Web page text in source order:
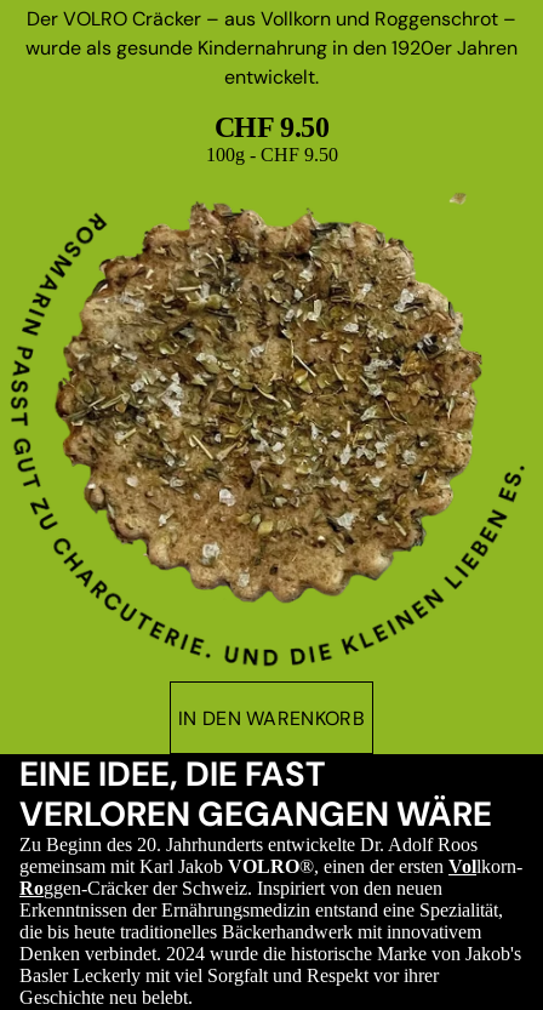
Der VOLRO Cräcker – aus Vollkorn und Roggenschrot –
wurde als gesunde Kindernahrung in den 1920er Jahren
entwickelt.
CHF 9.50
Grundpreis
100g - CHF 9.50
IN DEN WARENKORB
EINE IDEE, DIE FAST
VERLOREN GEGANGEN WÄRE
Zu Beginn des 20. Jahrhunderts entwickelte Dr. Adolf Roos
gemeinsam mit Karl Jakob VOLRO®, einen der ersten Vollkorn-
Roggen-Cräcker der Schweiz. Inspiriert von den neuen
Erkenntnissen der Ernährungsmedizin entstand eine Spezialität,
die bis heute traditionelles Bäckerhandwerk mit innovativem
Denken verbindet. 2024 wurde die historische Marke von Jakob's
Basler Leckerly mit viel Sorgfalt und Respekt vor ihrer
Geschichte neu belebt.